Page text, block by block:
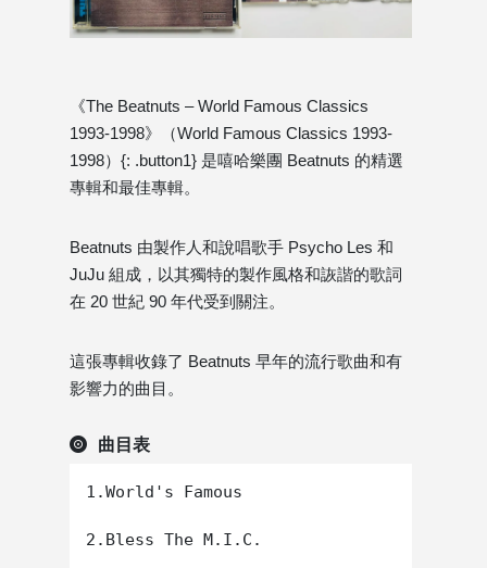
《The Beatnuts – World Famous Classics
1993-1998》（World Famous Classics 1993-
1998）{: .button1} 是嘻哈樂團 Beatnuts 的精選
專輯和最佳專輯。
Beatnuts 由製作人和說唱歌手 Psycho Les 和
JuJu 組成，以其獨特的製作風格和詼諧的歌詞
在 20 世紀 90 年代受到關注。
這張專輯收錄了 Beatnuts 早年的流行歌曲和有
影響力的曲目。
曲目表
1.World's Famous
2.Bless The M.I.C.